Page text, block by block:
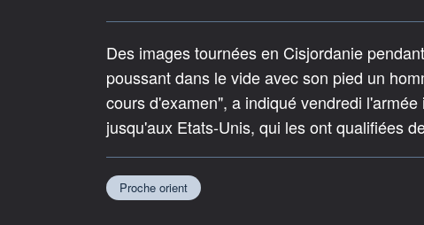
Des images tournées en Cisjordanie
poussant dans le vide avec son pied un
cours d'examen", a indiqué vendredi
jusqu'aux Etats-Unis, qui les ont qualifiées
Proche orient